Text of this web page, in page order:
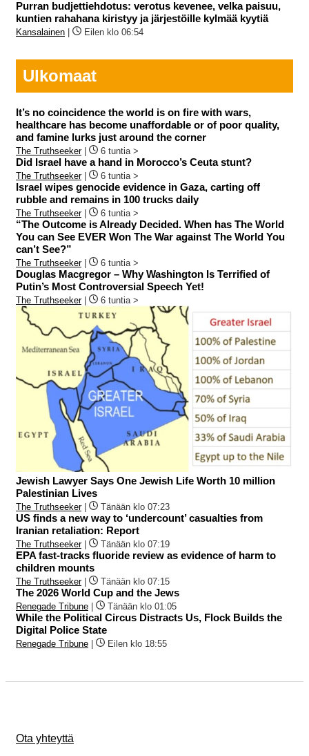
Purran budjettiehdotus: verotus kevenee, velka paisuu,
kuntien rahahana kiristyy ja järjestöille kylmää kyytiä
Kansalainen | Eilen klo 06:54
Ulkomaat
It’s no coincidence the world is on fire with wars,
healthcare has become unaffordable or of poor quality,
and famine lurks just around the corner
The Truthseeker| 6 tuntia >
Did Israel have a hand in Morocco’s Ceuta stunt?
The Truthseeker| 6 tuntia >
Israel wipes genocide evidence in Gaza, carting off
rubble and remains in 100 trucks daily
The Truthseeker| 6 tuntia >
“The Outcome is Already Decided. When has The World
You can See EVER Won The War against The World You
can’t See?”
The Truthseeker| 6 tuntia >
Douglas Macgregor – Why Washington Is Terrified of
Putin’s Most Controversial Speech Yet!
The Truthseeker| 6 tuntia >
Jewish Lawyer Says One Jewish Life Worth 10 million
Palestinian Lives
The Truthseeker| Tänään klo 07:23
US finds a new way to ‘undercount’ casualties from
Iranian retaliation: Report
The Truthseeker| Tänään klo 07:19
EPA fast-tracks fluoride review as evidence of harm to
children mounts
The Truthseeker| Tänään klo 07:15
The 2026 World Cup and the Jews
Renegade Tribune | Tänään klo 01:05
While the Political Circus Distracts Us, Flock Builds the
Digital Police State
Renegade Tribune | Eilen klo 18:55
Ota yhteyttä